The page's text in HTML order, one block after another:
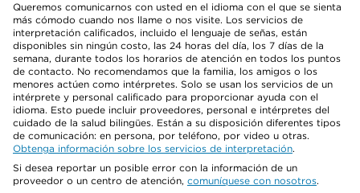
Queremos comunicarnos con usted en el idioma con el que se sienta
más cómodo cuando nos llame o nos visite. Los servicios de
interpretación calificados, incluido el lenguaje de señas, están
disponibles sin ningún costo, las 24 horas del día, los 7 días de la
semana, durante todos los horarios de atención en todos los puntos
de contacto. No recomendamos que la familia, los amigos o los
menores actúen como intérpretes. Solo se usan los servicios de un
intérprete y personal calificado para proporcionar ayuda con el
idioma. Esto puede incluir proveedores, personal e intérpretes del
cuidado de la salud bilingües. Están a su disposición diferentes tipos
de comunicación: en persona, por teléfono, por video u otras.
Obtenga información sobre los servicios de interpretación.
Si desea reportar un posible error con la información de un
proveedor o un centro de atención, comuníquese con nosotros.